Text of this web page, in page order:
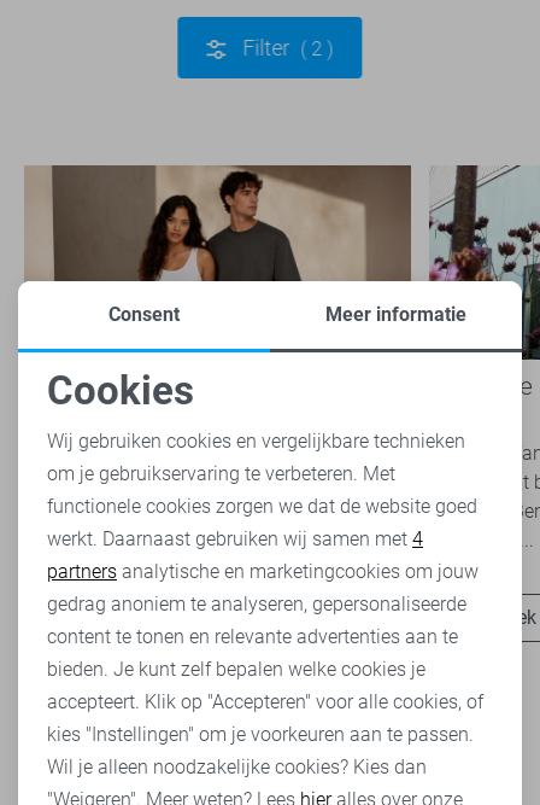
Filter 2
Basics: de onmisbare basis van
Basics zijn tijdloze kledingstukken die een
belangrijke rol spelen binnen een veelzijdige
garderobe. Ze zijn eenvoudig te combineren,
onafhankelijk van...
Ontdek nu
Een
Ben jij die
je nog
geweest?
snel verder...
Heb je dit al eens bekeken?
Noodzakelijke cookies
Personalisatie cookies
Analytische cookies
Marketing cookies
Consent Meer informatie
Cookies
Wij gebruiken cookies en vergelijkbare technieken
om je gebruikservaring te verbeteren. Met
functionele cookies zorgen we dat de website goed
werkt. Daarnaast gebruiken wij samen met 4
partners analytische en marketingcookies om jouw
gedrag anoniem te analyseren, gepersonaliseerde
content te tonen en relevante advertenties aan te
bieden. Je kunt zelf bepalen welke cookies je
accepteert. Klik op "Accepteren" voor alle cookies, of
kies "Instellingen" om je voorkeuren aan te passen.
Wil je alleen noodzakelijke cookies? Kies dan
"Weigeren". Meer weten? Lees hieralles over onze